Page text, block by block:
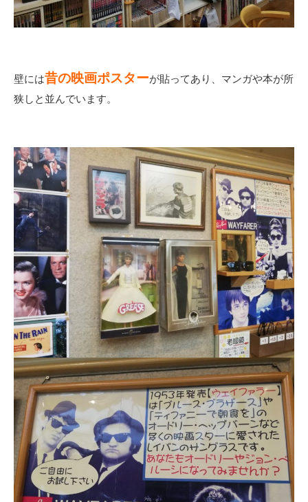
壁には昔の映画ポスターが貼ってあり、マンガや本が所
狭しと並んでいます。